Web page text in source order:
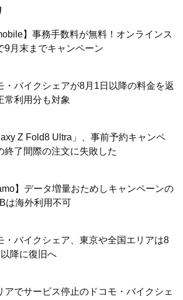
】事務手数料が無料！オンラインス
9月末までキャンペーン
・バイクシェアが8月1日以降の料金を返
常利用分も対象
Z Fold8 Ultra」、事前予約キャンペ
終了間際の注文に失敗した
】データ増量おためしキャンペーンの
は海外利用不可
・バイクシェア、東京や全国エリアは8
降に復旧へ
アでサービス停止のドコモ・バイクシェ